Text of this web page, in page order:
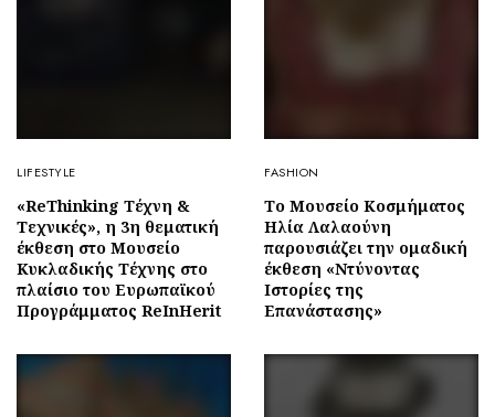
LIFESTYLE
«ReThinking Τέχνη &
Τεχνικές», η 3η θεματική
έκθεση στο Μουσείο
Κυκλαδικής Τέχνης στο
πλαίσιο του Ευρωπαϊκού
Προγράμματος ReInHerit
FASHION
Το Μουσείο Κοσμήματος
Ηλία Λαλαούνη
παρουσιάζει την ομαδική
έκθεση «Ντύνοντας
Ιστορίες της
Επανάστασης»